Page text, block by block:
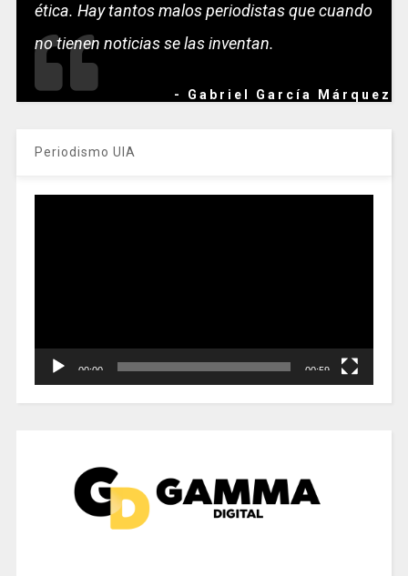
ética. Hay tantos malos periodistas que cuando
no tienen noticias se las inventan.
- Gabriel García Márquez
Periodismo UIA
00:00 00:59